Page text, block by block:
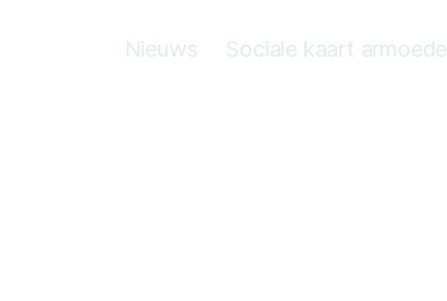
Nieuws Sociale kaart armoede